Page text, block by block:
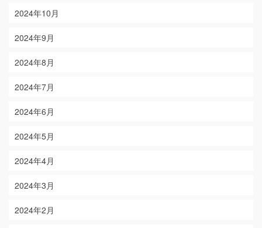
2024年10月
2024年9月
2024年8月
2024年7月
2024年6月
2024年5月
2024年4月
2024年3月
2024年2月